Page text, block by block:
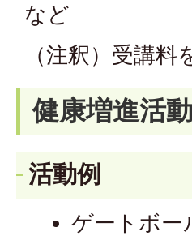
など
（注釈）受講
健康増進活動
活動例
ゲートボー